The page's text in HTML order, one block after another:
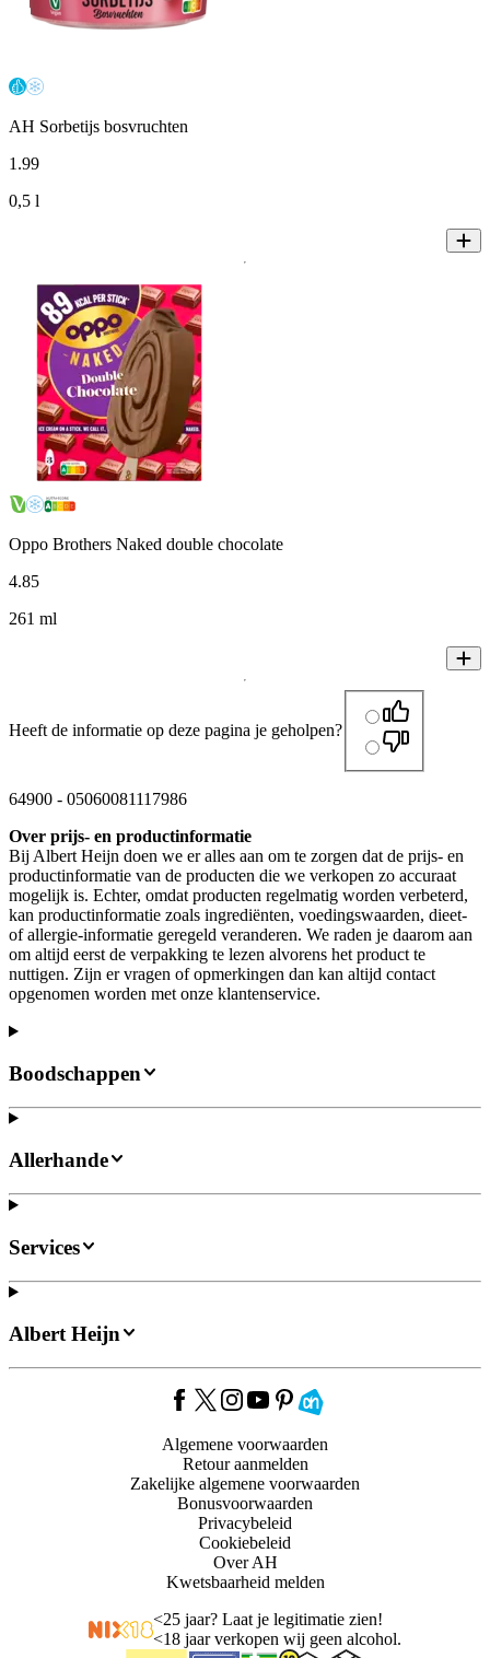
AH Sorbetijs bosvruchten
1 .99
0,5 l
Oppo Brothers Naked double chocolate
4.85
261 ml
Heeft de informatie op deze pagina je geholpen?
64900 - 05060081117986
Over prijs- en productinformatie
Bij Albert Heijn doen we er alles aan om te zorgen dat de prijs- en
productinformatie van de producten die we verkopen zo accuraat
mogelijk is. Echter, omdat producten regelmatig worden verbeterd,
kan productinformatie zoals ingrediënten, voedingswaarden, dieet-
of allergie-informatie geregeld veranderen. We raden je daarom aan
om altijd eerst de verpakking te lezen alvorens het product te
nuttigen. Zijn er vragen of opmerkingen dan kan altijd contact
opgenomen worden met onze klantenservice.
Boodschappen
Allerhande
Services
Albert Heijn
Algemene voorwaarden
Retour aanmelden
Zakelijke algemene voorwaarden
Bonusvoorwaarden
Privacybeleid
Cookiebeleid
Over AH
Kwetsbaarheid melden
<25 jaar? Laat je legitimatie zien!
<18 jaar verkopen wij geen alcohol.